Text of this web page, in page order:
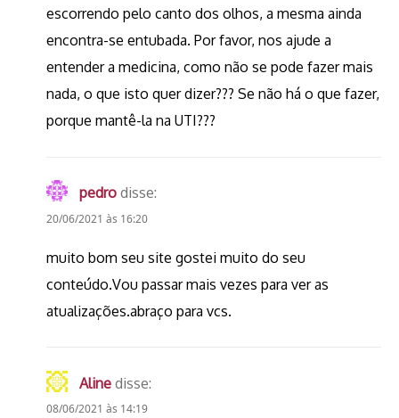
escorrendo pelo canto dos olhos, a mesma ainda
encontra-se entubada. Por favor, nos ajude a
entender a medicina, como não se pode fazer mais
nada, o que isto quer dizer??? Se não há o que fazer,
porque mantê-la na UTI???
pedro disse:
20/06/2021 às 16:20
muito bom seu site gostei muito do seu
conteúdo.Vou passar mais vezes para ver as
atualizações.abraço para vcs.
Aline disse:
08/06/2021 às 14:19